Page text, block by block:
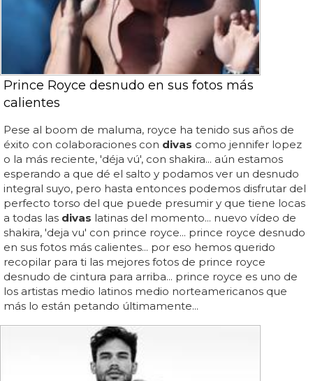
Prince Royce desnudo en sus fotos más
calientes
Pese al boom de maluma, royce ha tenido sus años de
éxito con colaboraciones con divas como jennifer lopez
o la más reciente, 'déja vú', con shakira... aún estamos
esperando a que dé el salto y podamos ver un desnudo
integral suyo, pero hasta entonces podemos disfrutar del
perfecto torso del que puede presumir y que tiene locas
a todas las divas latinas del momento... nuevo vídeo de
shakira, 'deja vu' con prince royce... prince royce desnudo
en sus fotos más calientes... por eso hemos querido
recopilar para ti las mejores fotos de prince royce
desnudo de cintura para arriba... prince royce es uno de
los artistas medio latinos medio norteamericanos que
más lo están petando últimamente...